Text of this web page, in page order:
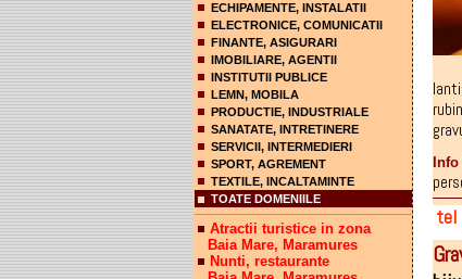
ECHIPAMENTE, INSTALATII
ELECTRONICE, COMUNICATII
FINANTE, ASIGURARI
IMOBILIARE, AGENTII
INSTITUTII PUBLICE
LEMN, MOBILA
PRODUCTIE, INDUSTRIALE
SANATATE, INTRETINERE
SERVICII, INTERMEDIERI
SPORT, AGREMENT
TEXTILE, INCALTAMINTE
TOATE DOMENIILE
Atractii turistice in zona
Baia Mare, Maramures
Nunti, restaurante
tel